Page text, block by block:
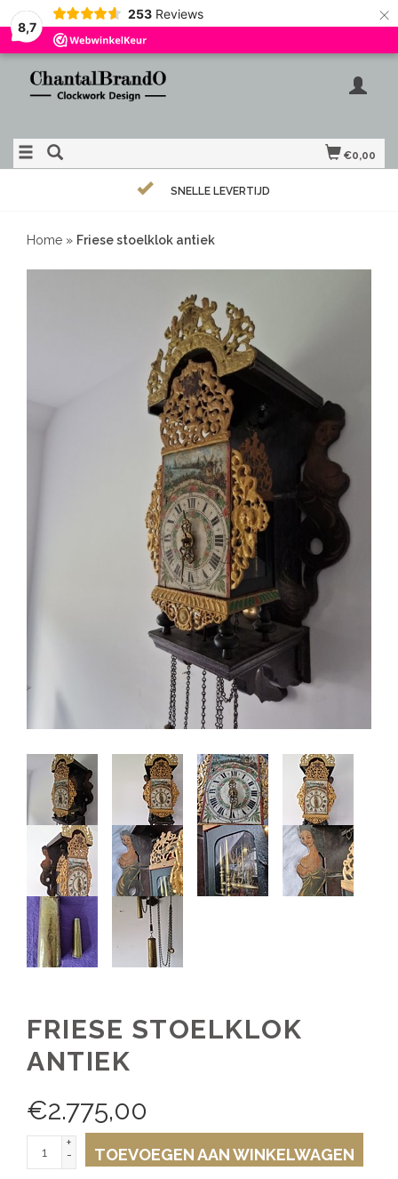
8,7
253 Reviews ×
€0,00
SNELLE LEVERTIJD
Home » Friese stoelklok antiek
FRIESE STOELKLOK
ANTIEK
€2.775,00
+
-
TOEVOEGEN AAN WINKELWAGEN